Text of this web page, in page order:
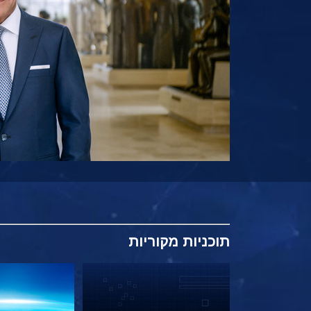
תוכניות מקוריות